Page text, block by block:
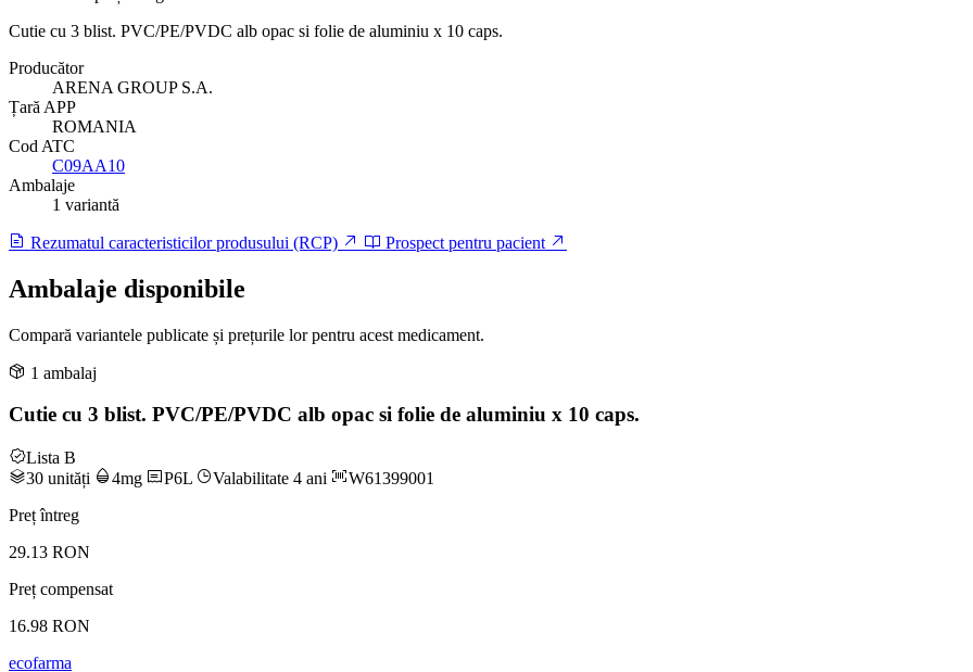
Cutie cu 3 blist. PVC/PE/PVDC alb opac si folie de aluminiu x 10 caps.
Producător
ARENA GROUP S.A.
Țară APP
ROMANIA
Cod ATC
C09AA10
Ambalaje
1 variantă
Rezumatul caracteristicilor produsului (RCP) Prospect pentru pacient
Ambalaje disponibile
Compară variantele publicate și prețurile lor pentru acest medicament.
1 ambalaj
Cutie cu 3 blist. PVC/PE/PVDC alb opac si folie de aluminiu x 10 caps.
Lista B
30 unități
4mg P6L Valabilitate 4 ani
W61399001
Preț întreg
29.13 RON
Preț compensat
16.98 RON
ecofarma